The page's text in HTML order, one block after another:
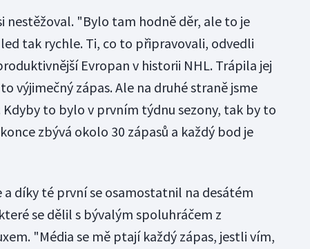
nestěžoval. "Bylo tam hodně děr, ale to je
tak rychle. Ti, co to připravovali, odvedli
Evropan v historii NHL. Trápila jej
výjimečný zápas. Ale na druhé straně jsme
Kdyby to bylo v prvním týdnu sezony, tak by to
zbývá okolo 30 zápasů a každý bod je
a díky té první se osamostatnil na desátém
se dělil s bývalým spoluhráčem z
"Média se mě ptají každý zápas, jestli vím,